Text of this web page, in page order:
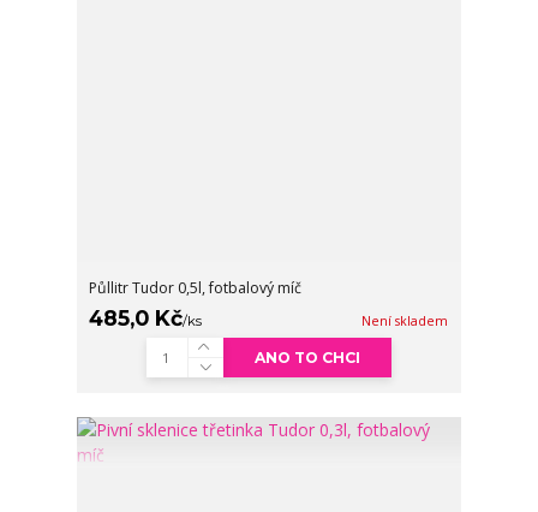
Půllitr Tudor 0,5l, fotbalový míč
485,0 Kč/ks Není skladem
ANO TO CHCI